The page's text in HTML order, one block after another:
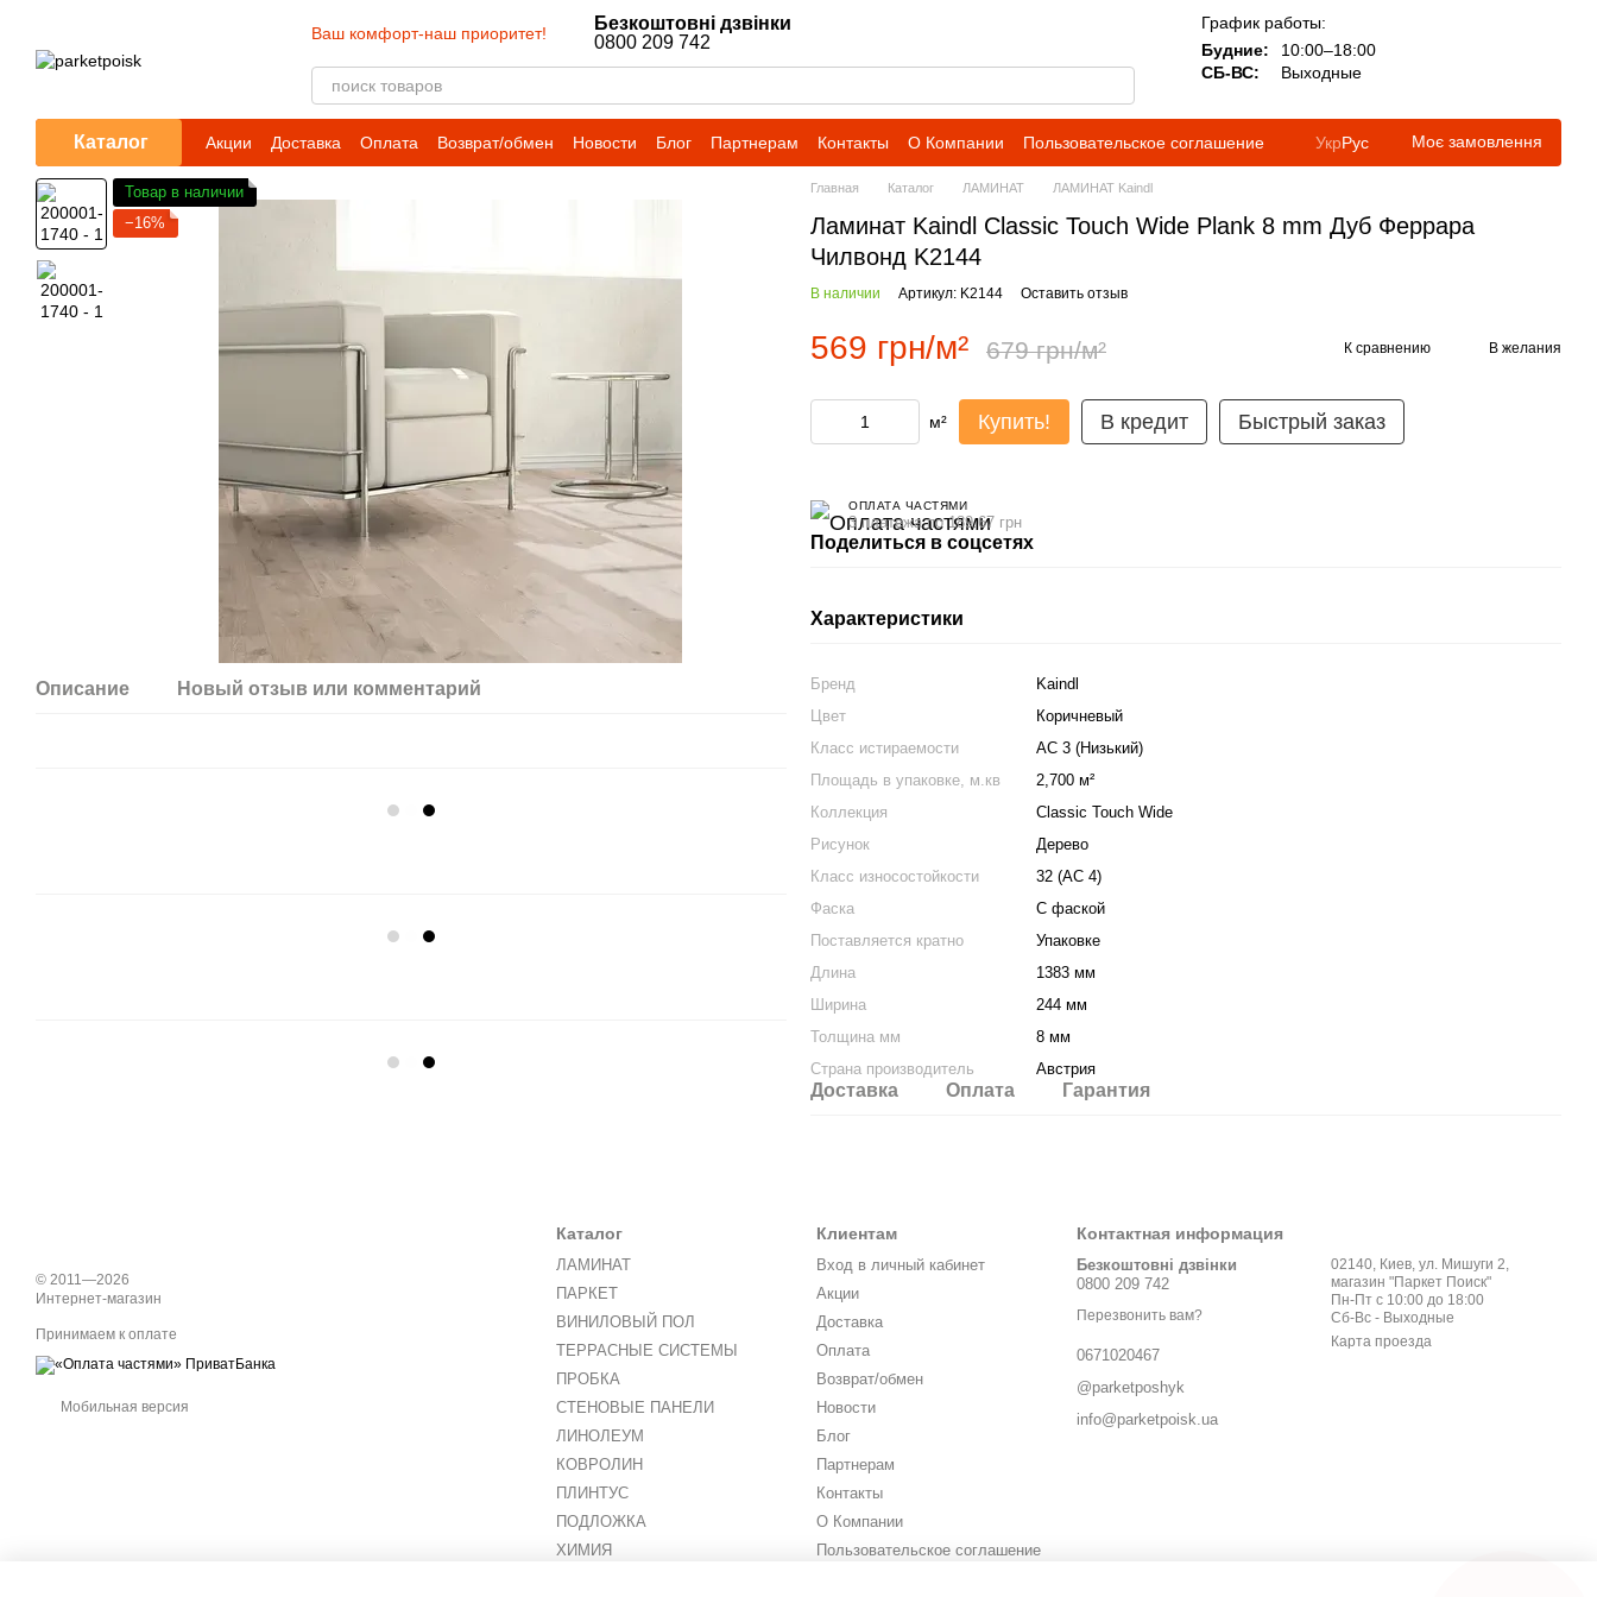
Ваш комфорт-наш приоритет!
Безкоштовні дзвінки
0800 209 742
График работы:
Будние:
10:00–18:00
СБ-ВС:
Выходные
Каталог Акции Доставка Оплата Возврат/обмен Новости Блог Партнерам Контакты О Компании Пользовательское соглашение УкрРус Моє замовлення
Товар в наличии
−16%
Описание Новый отзыв или комментарий
Главная Каталог ЛАМИНАТ ЛАМИНАТ Kaindl
Ламинат Kaindl Classic Touch Wide Plank 8 mm Дуб Феррара
Чилвонд K2144
В наличии Артикул: K2144 Оставить отзыв
569 грн/м² 679 грн/м² К сравнению В желания
м² Купить! В кредит Быстрый заказ
ОПЛАТА ЧАСТЯМИ
3 платежа по 189.67 грн
Поделиться в соцсетях
Характеристики
Бренд
Kaindl
Цвет
Коричневый
Класс истираемости
АС 3 (Низький)
Площадь в упаковке, м.кв
2,700 м²
Коллекция
Classic Touch Wide
Рисунок
Дерево
Класс износостойкости
32 (АС 4)
Фаска
С фаской
Поставляется кратно
Упаковке
Длина
1383 мм
Ширина
244 мм
Толщина мм
8 мм
Страна производитель
Австрия
Доставка Оплата Гарантия
© 2011—2026
Интернет-магазин
Принимаем к оплате
Мобильная версия
Каталог
ЛАМИНАТ
ПАРКЕТ
ВИНИЛОВЫЙ ПОЛ
ТЕРРАСНЫЕ СИСТЕМЫ
ПРОБКА
СТЕНОВЫЕ ПАНЕЛИ
ЛИНОЛЕУМ
КОВРОЛИН
ПЛИНТУС
ПОДЛОЖКА
ХИМИЯ
Клиентам
Вход в личный кабинет
Акции
Доставка
Оплата
Возврат/обмен
Новости
Блог
Партнерам
Контакты
О Компании
Пользовательское соглашение
Контактная информация
Безкоштовні дзвінки
0800 209 742
Перезвонить вам?
0671020467
@parketposhyk
info@parketpoisk.ua
02140, Киев, ул. Мишуги 2,
магазин "Паркет Поиск"
Пн-Пт с 10:00 до 18:00
Сб-Вс - Выходные
Карта проезда